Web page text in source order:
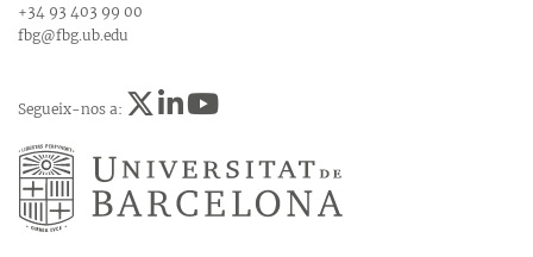
+34 93 403 99 00
fbg@fbg.ub.edu
Segueix-nos a: